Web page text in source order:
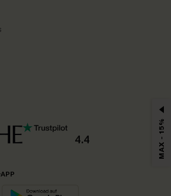
4.4 MAX - 15%